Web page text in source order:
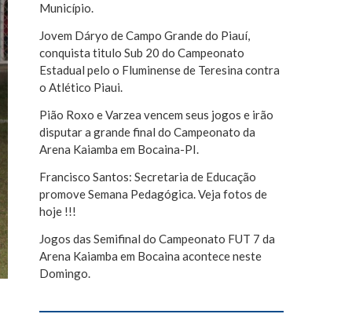
Município.
Jovem Dáryo de Campo Grande do Piauí,
conquista titulo Sub 20 do Campeonato
Estadual pelo o Fluminense de Teresina contra
o Atlético Piaui.
Pião Roxo e Varzea vencem seus jogos e irão
disputar a grande final do Campeonato da
Arena Kaiamba em Bocaina-PI.
Francisco Santos: Secretaria de Educação
promove Semana Pedagógica. Veja fotos de
hoje !!!
Jogos das Semifinal do Campeonato FUT 7 da
Arena Kaiamba em Bocaina acontece neste
Domingo.